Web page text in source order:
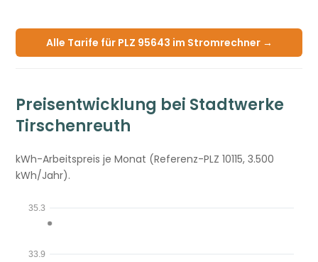
Alle Tarife für PLZ 95643 im Stromrechner →
Preisentwicklung bei Stadtwerke
Tirschenreuth
kWh-Arbeitspreis je Monat (Referenz-PLZ 10115, 3.500
kWh/Jahr).